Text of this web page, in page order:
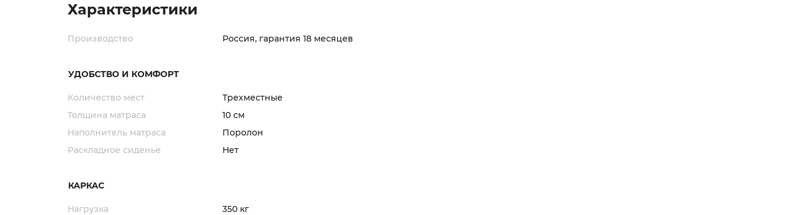
Характеристики
Производство Россия, гарантия 18 месяцев
УДОБСТВО И КОМФОРТ
Количество мест
Трехместные
Толщина матраса
10 см
Наполнитель матраса
Поролон
Раскладное сиденье
Нет
КАРКАС
Нагрузка
350 кг